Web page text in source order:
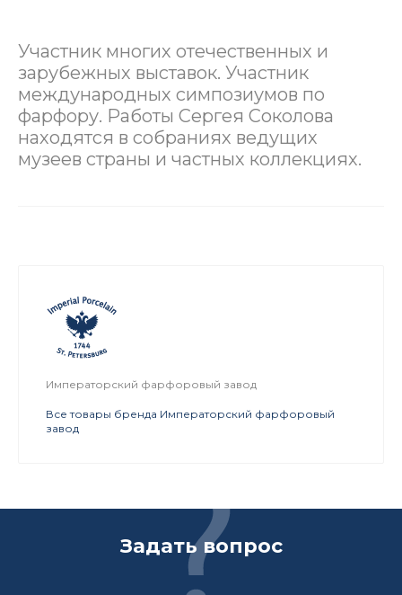
Участник многих отечественных и
зарубежных выставок. Участник
международных симпозиумов по
фарфору. Работы Сергея Соколова
находятся в собраниях ведущих
музеев страны и частных коллекциях.
Императорский фарфоровый завод
Все товары бренда Императорский фарфоровый
завод
Задать вопрос